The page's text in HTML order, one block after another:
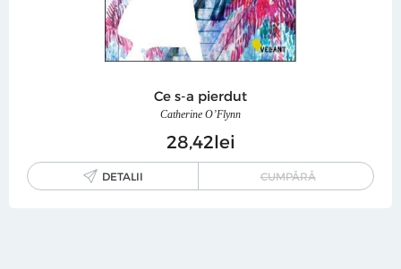
Ce s-a pierdut
Catherine O’Flynn
2842lei
DETALII CUMPĂRĂ